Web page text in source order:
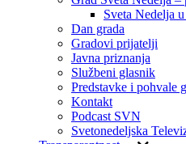
Sveta Nedelja
Dan grada
Gradovi prijatelji
Javna priznanja
Službeni glasnik
Predstavke i pohvale
Kontakt
Podcast SVN
Svetonedeljska